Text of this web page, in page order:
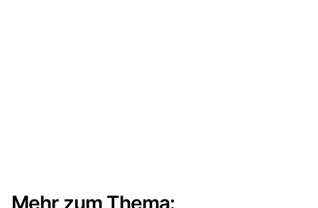
Mehr zum Thema: